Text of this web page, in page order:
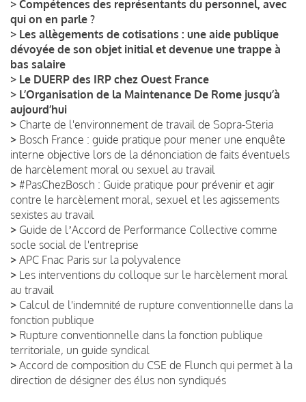
> Compétences des représentants du personnel, avec
qui on en parle ?
> Les allègements de cotisations : une aide publique
dévoyée de son objet initial et devenue une trappe à
bas salaire
> Le DUERP des IRP chez Ouest France
> L’Organisation de la Maintenance De Rome jusqu’à
aujourd’hui
> Charte de l'environnement de travail de Sopra-Steria
> Bosch France : guide pratique pour mener une enquête
interne objective lors de la dénonciation de faits éventuels
de harcèlement moral ou sexuel au travail
> #PasChezBosch : Guide pratique pour prévenir et agir
contre le harcèlement moral, sexuel et les agissements
sexistes au travail
> Guide de lʼAccord de Performance Collective comme
socle social de l'entreprise
> APC Fnac Paris sur la polyvalence
> Les interventions du colloque sur le harcèlement moral
au travail
> Calcul de l'indemnité de rupture conventionnelle dans la
fonction publique
> Rupture conventionnelle dans la fonction publique
territoriale, un guide syndical
> Accord de composition du CSE de Flunch qui permet à la
direction de désigner des élus non syndiqués